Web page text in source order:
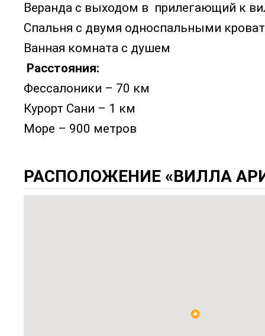
Веранда с выходом в прилегающий к
Спальня с двумя односпальными
Ванная комната с душем
Расстояния:
Фессалоники – 70 км
Курорт Сани – 1 км
Море – 900 метров
РАСПОЛОЖЕНИЕ «ВИЛЛА